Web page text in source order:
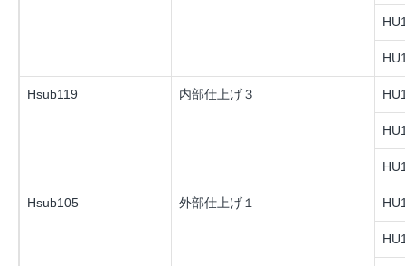
Hsub119 内部仕上げ３
Hsub105 外部仕上げ１